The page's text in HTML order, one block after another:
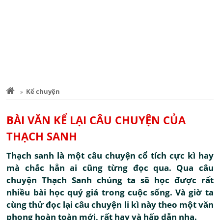
Kể chuyện
BÀI VĂN KỂ LẠI CÂU CHUYỆN CỦA
THẠCH SANH
Thạch sanh là một câu chuyện cổ tích cực kì hay
mà chắc hẳn ai cũng từng đọc qua. Qua câu
chuyện Thạch Sanh chúng ta sẽ học được rất
nhiều bài học quý giá trong cuộc sống. Và giờ ta
cùng thử đọc lại câu chuyện li kì này theo một văn
phong hoàn toàn mới, rất hay và hấp dẫn nha.